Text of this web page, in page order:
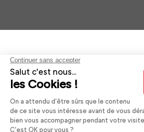
Aides et informations
Services
Informations légales
A propos